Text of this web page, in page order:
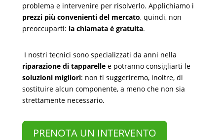
problema e intervenire per risolverlo. Applichiamo i
prezzi più convenienti del mercato, quindi, non
preoccuparti: la chiamata è gratuita.
I nostri tecnici sono specializzati da anni nella
riparazione di tapparellee potranno consigliarti le
soluzioni migliori: non ti suggeriremo, inoltre, di
sostituire alcun componente, a meno che non sia
strettamente necessario.
PRENOTA UN INTERVENTO